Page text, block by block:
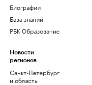
Биографии
База знаний
РБК Образование
Новости
регионов
Санкт-Петербург
и область